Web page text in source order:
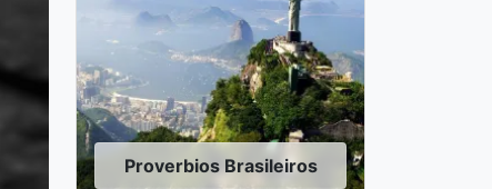
Proverbios Brasileiros